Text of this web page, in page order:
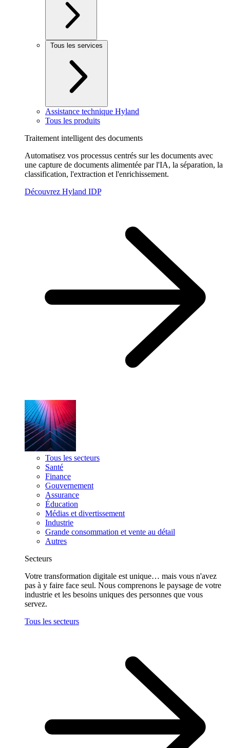
Tous les services
Assistance technique Hyland
Tous les produits
Traitement intelligent des documents
Automatisez vos processus centrés sur les documents avec
une capture de documents alimentée par l'IA, la séparation, la
classification, l'extraction et l'enrichissement.
Découvrez Hyland IDP
Tous les secteurs
Santé
Finance
Gouvernement
Assurance
Éducation
Médias et divertissement
Industrie
Grande consommation et vente au détail
Autres
Secteurs
Votre transformation digitale est unique… mais vous n'avez
pas à y faire face seul. Nous comprenons le paysage de votre
industrie et les besoins uniques des personnes que vous
servez.
Tous les secteurs